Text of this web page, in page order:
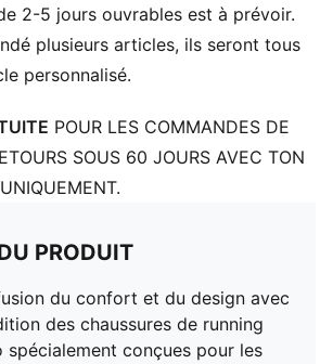
en caoutchouc
2-5 jours ouvrables est à prévoir.
plusieurs articles, ils seront tous
personnalisé.
POUR LES COMMANDES DE
SOUS 60 JOURS AVEC TON
PRODUIT
du confort et du design avec
des chaussures de running
spécialement conçues pour les